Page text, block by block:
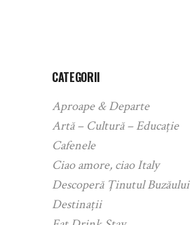
CATEGORII
Aproape & Departe
Artă – Cultură – Educație
Cafenele
Ciao amore, ciao Italy
Descoperă Ținutul Buzăului
Destinații